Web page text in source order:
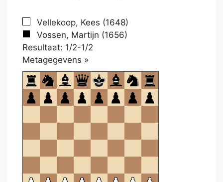
Vellekoop, Kees (1648)
Vossen, Martijn (1656)
Resultaat: 1/2-1/2
Metagegevens »
om
te
openen.